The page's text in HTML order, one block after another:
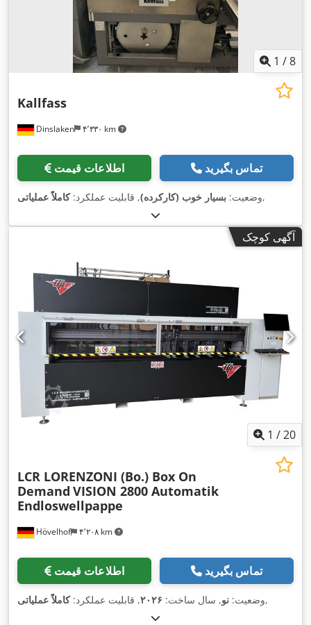
1 /8
Dinslaken ۴٬۳۳۰ km
Kallfass
اطلاعات قیمت تماس بگیرید
وضعیت: بسیار خوب (کارکرده), قابلیت عملکرد:کاملاً عملیاتی ,
آگهی کوچک
1 /20
Hövelhof ۴٬۲۰۸ km
LCR LORENZONI (Bo.) Box On
Demand VISION 2800 Automatik
Endloswellpappe
اطلاعات قیمت تماس بگیرید
وضعیت: نو, سال ساخت: ۲۰۲۶, قابلیت عملکرد:کاملاً عملیاتی ,